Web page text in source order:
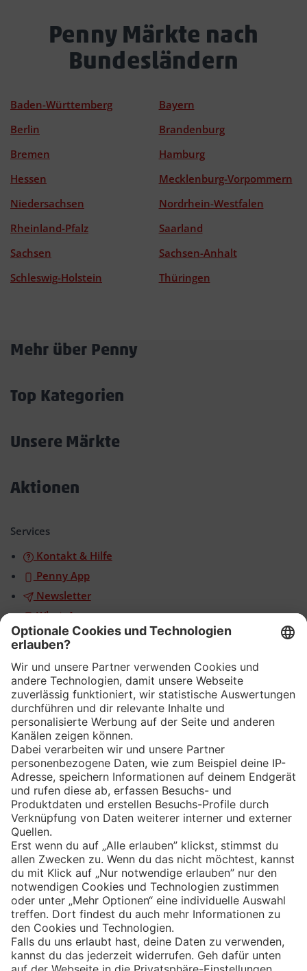
Penny Märkte nach
Bundesländern
Baden-Württemberg
Bayern
Berlin
Brandenburg
Bremen
Hamburg
Hessen
Mecklenburg-Vorpommern
Niedersachsen
Nordrhein-Westfalen
Rheinland-Pfalz
Saarland
Sachsen
Sachsen-Anhalt
Schleswig-Holstein
Thüringen
Mehr über Penny
Top Kategorien
Unsere Märkte
Aktionen
Services
Kontakt & Hilfe
Penny App
Newsletter
WhatsApp
App
Eishockey
Impressum